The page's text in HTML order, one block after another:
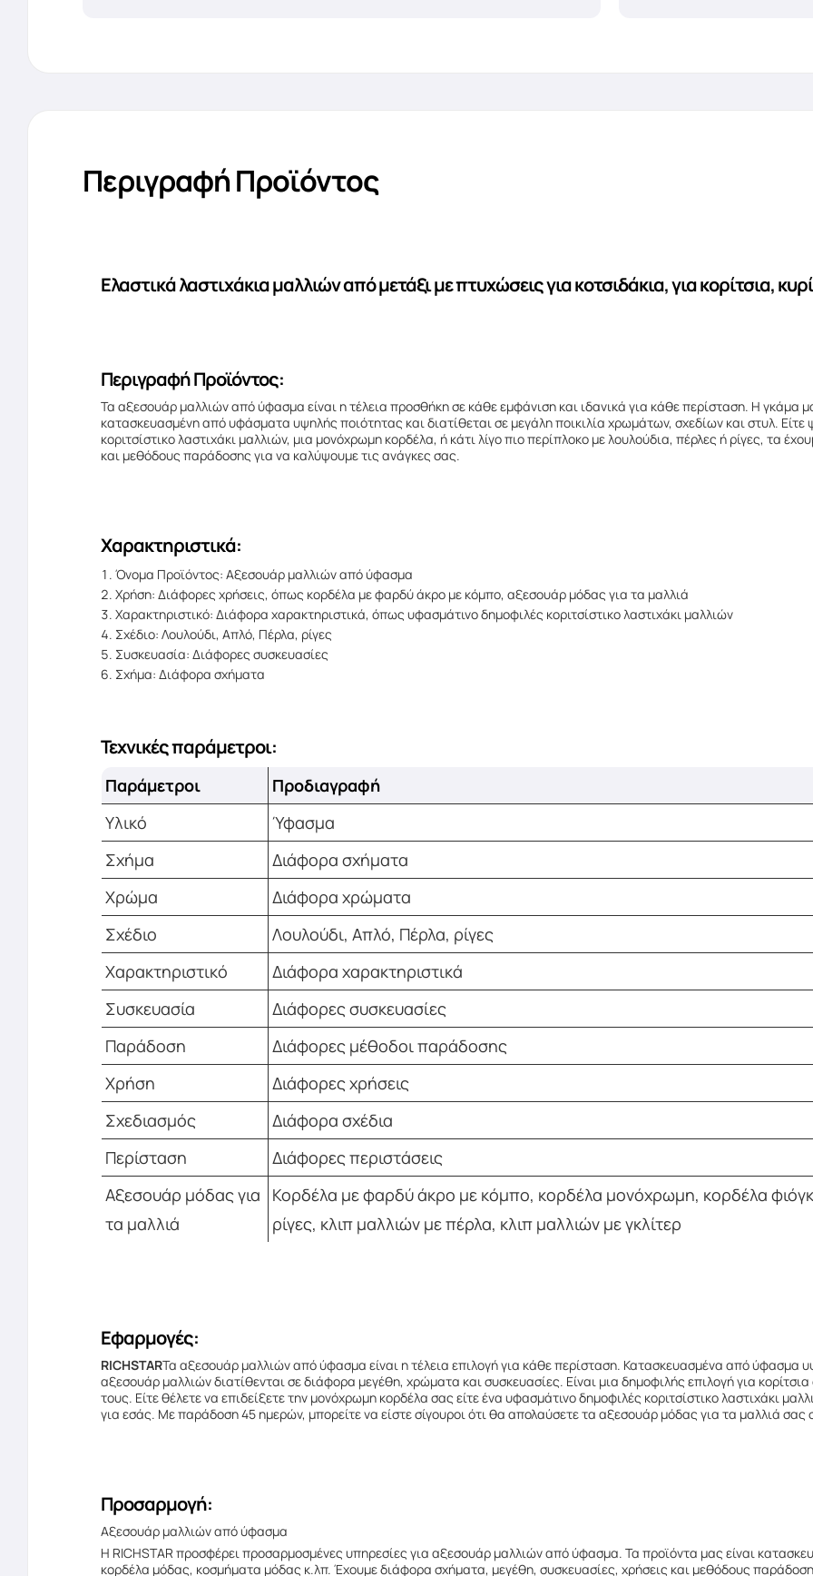
Περιγραφή Προϊόντος
Ελαστικά λαστιχάκια μαλλιών από μετάξι με πτυχώσεις για κοτσιδάκια, για κορίτσια,
Περιγραφή Προϊόντος:
Τα αξεσουάρ μαλλιών από ύφασμα είναι η τέλεια προσθήκη σε κάθε εμφάνιση και ιδανικά για κάθε περίσταση. Η
κατασκευασμένη από υφάσματα υψηλής ποιότητας και διατίθεται σε μεγάλη ποικιλία χρωμάτων, σχεδίων και στυλ. Είτε
κοριτσίστικο λαστιχάκι μαλλιών, μια μονόχρωμη κορδέλα, ή κάτι λίγο πιο περίπλοκο με λουλούδια, πέρλες ή ρίγες, τα
και μεθόδους παράδοσης για να καλύψουμε τις ανάγκες σας.
Χαρακτηριστικά:
Όνομα Προϊόντος: Αξεσουάρ μαλλιών από ύφασμα
Χρήση: Διάφορες χρήσεις, όπως κορδέλα με φαρδύ άκρο με κόμπο, αξεσουάρ μόδας για τα μαλλιά
Χαρακτηριστικό: Διάφορα χαρακτηριστικά, όπως υφασμάτινο δημοφιλές κοριτσίστικο λαστιχάκι μαλλιών
Σχέδιο: Λουλούδι, Απλό, Πέρλα, ρίγες
Συσκευασία: Διάφορες συσκευασίες
Σχήμα: Διάφορα σχήματα
Τεχνικές παράμετροι:
Παράμετροι
Προδιαγραφή
Υλικό
Ύφασμα
Σχήμα
Διάφορα σχήματα
Χρώμα
Διάφορα χρώματα
Σχέδιο
Λουλούδι, Απλό, Πέρλα, ρίγες
Χαρακτηριστικό
Διάφορα χαρακτηριστικά
Συσκευασία
Διάφορες συσκευασίες
Παράδοση
Διάφορες μέθοδοι παράδοσης
Χρήση
Διάφορες χρήσεις
Σχεδιασμός
Διάφορα σχέδια
Περίσταση
Διάφορες περιστάσεις
Αξεσουάρ μόδας για
τα μαλλιά
Κορδέλα με φαρδύ άκρο με κόμπο, κορδέλα μονόχρωμη, κορδέλα
ρίγες, κλιπ μαλλιών με πέρλα, κλιπ μαλλιών με γκλίτερ
Εφαρμογές:
RICHSTARΤα αξεσουάρ μαλλιών από ύφασμα είναι η τέλεια επιλογή για κάθε περίσταση. Κατασκευασμένα από ύφασμα
αξεσουάρ μαλλιών διατίθενται σε διάφορα μεγέθη, χρώματα και συσκευασίες. Είναι μια δημοφιλής επιλογή για
τους. Είτε θέλετε να επιδείξετε την μονόχρωμη κορδέλα σας είτε ένα υφασμάτινο δημοφιλές κοριτσίστικο λαστιχάκι
για εσάς. Με παράδοση 45 ημερών, μπορείτε να είστε σίγουροι ότι θα απολαύσετε τα αξεσουάρ μόδας για τα μαλλιά σας
Προσαρμογή:
Αξεσουάρ μαλλιών από ύφασμα
Η RICHSTAR προσφέρει προσαρμοσμένες υπηρεσίες για αξεσουάρ μαλλιών από ύφασμα. Τα προϊόντα μας είναι
κορδέλα μόδας, κοσμήματα μόδας κ.λπ. Έχουμε διάφορα σχήματα, μεγέθη, συσκευασίες, χρήσεις και μεθόδους